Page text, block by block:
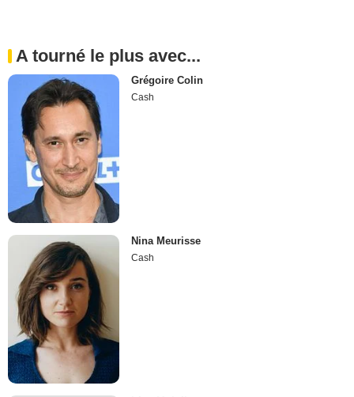
A tourné le plus avec...
Grégoire Colin
Cash
Nina Meurisse
Cash